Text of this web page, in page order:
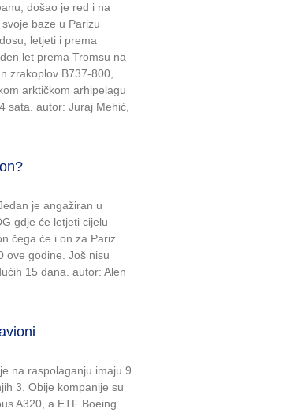
došao je red i na
baze u Parizu
letjeti i prema
let prema Tromsu na
zrakoplov B737-800,
arktičkom arhipelagu
sata. autor: Juraj Mehić,
je angažiran u
gdje će letjeti cijelu
čega će i on za Pariz.
ove godine. Još nisu
15 dana. autor: Alen
na raspolaganju imaju 9
3. Obije kompanije su
A320, a ETF Boeing